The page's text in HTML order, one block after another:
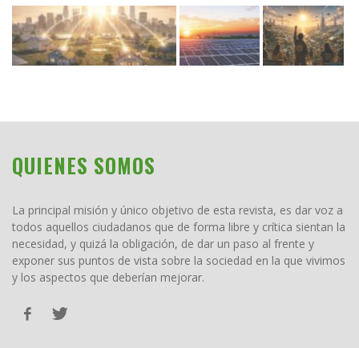
QUIENES SOMOS
La principal misión y único objetivo de esta revista, es dar voz a
todos aquellos ciudadanos que de forma libre y crítica sientan la
necesidad, y quizá la obligación, de dar un paso al frente y
exponer sus puntos de vista sobre la sociedad en la que vivimos
y los aspectos que deberían mejorar.